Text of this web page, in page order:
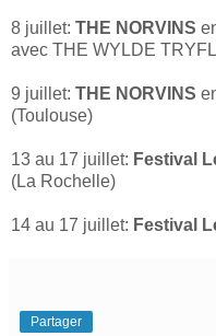
8 juillet: THE NORVINS
avec THE WYLDE
9 juillet: THE NORVINS
(Toulouse)
13 au 17 juillet: Festival
(La Rochelle)
14 au 17 juillet: Festival
Partager